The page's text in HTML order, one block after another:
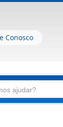
Conosco